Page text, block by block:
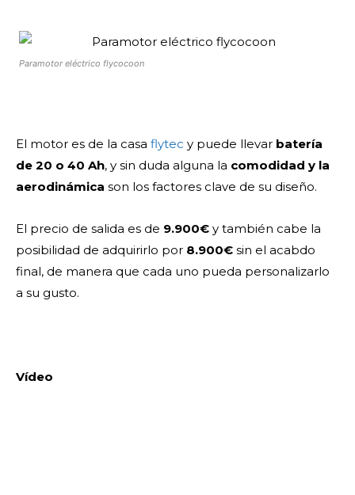
Paramotor eléctrico flycocoon
El motor es de la casa flytec y puede llevar batería
de 20 o 40 Ah, y sin duda alguna la comodidad y la
aerodinámica son los factores clave de su diseño.
El precio de salida es de 9.900€ y también cabe la
posibilidad de adquirirlo por 8.900€ sin el acabdo
final, de manera que cada uno pueda personalizarlo
a su gusto.
Vídeo